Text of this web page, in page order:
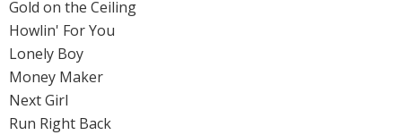
Gold on the Ceiling
Howlin' For You
Lonely Boy
Money Maker
Next Girl
Run Right Back